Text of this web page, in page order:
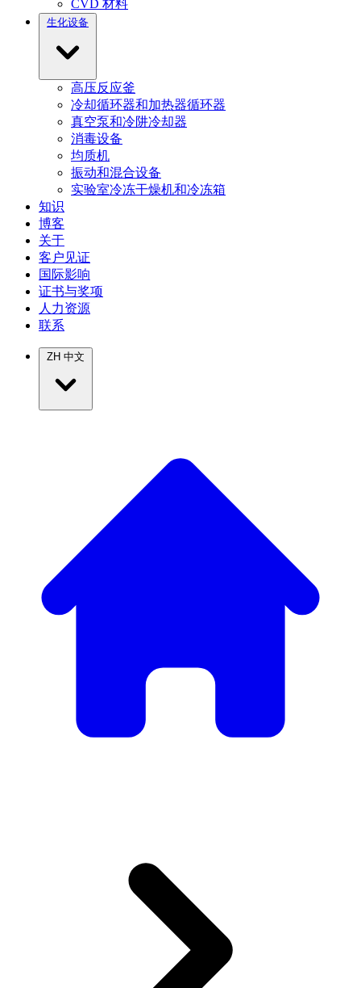
CVD 材料
生化设备
高压反应釜
冷却循环器和加热器循环器
真空泵和冷阱冷却器
消毒设备
均质机
振动和混合设备
实验室冷冻干燥机和冷冻箱
知识
博客
关于
客户见证
国际影响
证书与奖项
人力资源
联系
ZH 中文